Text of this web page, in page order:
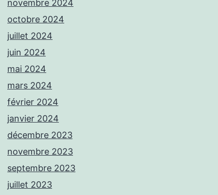
novembre 2024
octobre 2024
juillet 2024
juin 2024
mai 2024
mars 2024
février 2024
janvier 2024
décembre 2023
novembre 2023
septembre 2023
juillet 2023